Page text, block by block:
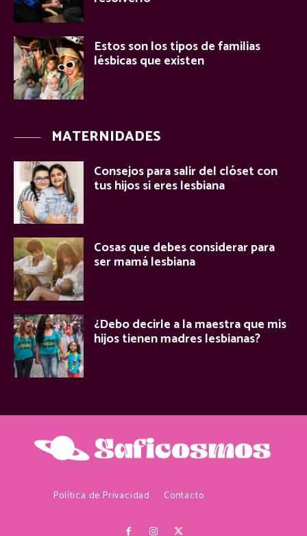
Estos son los tipos de familias
lésbicas que existen
MATERNIDADES
Consejos para salir del clóset con
tus hijos si eres lesbiana
Cosas que debes considerar para
ser mamá lesbiana
¿Debo decirle a la maestra que mis
hijos tienen madres lesbianas?
Política de Privacidad Contacto